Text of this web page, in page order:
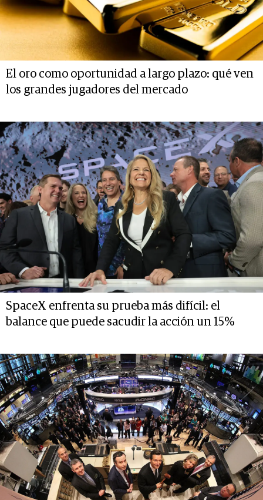
El oro como oportunidad a largo plazo: qué ven
los grandes jugadores del mercado
SpaceX enfrenta su prueba más difícil: el
balance que puede sacudir la acción un 15%